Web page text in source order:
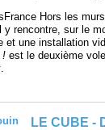
Hors les
rencontre, sur le
et une installation
! est le deuxième
.